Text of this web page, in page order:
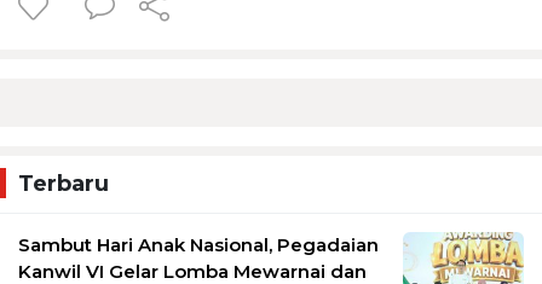
Terbaru
Sambut Hari Anak Nasional, Pegadaian
Kanwil VI Gelar Lomba Mewarnai dan